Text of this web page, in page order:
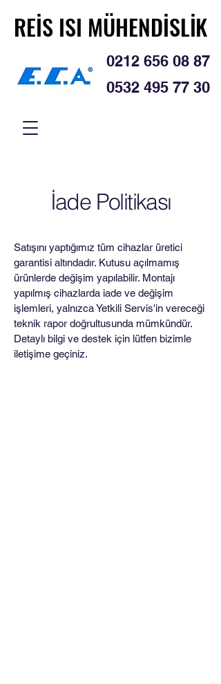
REİS ISI MÜHENDİSLİK
REİS ISI MÜHENDİSLİK
0212 656 08 87
0532 495 77 30
İade Politikası
Satışını yaptığımız tüm cihazlar üretici
garantisi altındadır. Kutusu açılmamış
ürünlerde değişim yapılabilir. Montajı
yapılmış cihazlarda iade ve değişim
işlemleri, yalnızca Yetkili Servis'in vereceği
teknik rapor doğrultusunda mümkündür.
Detaylı bilgi ve destek için lütfen bizimle
iletişime geçiniz.